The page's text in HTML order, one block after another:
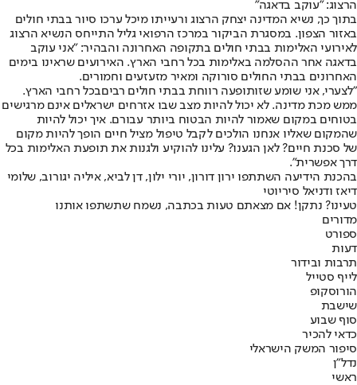
הרצוג: "עוקב בדאגה"
בתוך כך, נשיא המדינה יצחק הרצוג ורעייתו מיכל ערכו סיור בבתי חולים
באזור הצפון. במסגרת הביקור במרכז הרפואי גליל התייחס הנשיא הרצוג
לאירועי האלימות בבתי חולים בתקופה האחרונה והבהיר: "אני עוקב
בדאגה אחר ההסלמה באלימות בכל רחבי הארץ. האירועים שראינו בימים
האחרונים בבתי החולים סורוקה ומאיר מזעזעים וחמורים.
"לצערי, אני שומע שזותופעה רווחת בבתי חולים רביםבכל רחבי הארץ.
ממש מכת מדינה. לא יכול להיות מצב שבו אזרחים ישראלים אינם מרגישים
בטוחים במקום שאמור להיות הבטוח ביותר עבורם. איך יכול להיות
שהמקום שאליו אנחנו הולכים לקבל טיפול מציל חיים הופך להיות מקום
של סכנת חיים? לאן הגענו? עלינו להוקיע ולגנות את תופעת האלימות בכל
דרך אפשרית".
בהכנת הידיעה השתתפו ירון דורון, יורי ילון, דן לביא, איליה יגורוב, שלומי
דיאז ודניאל סיריוטי
טעינו? נתקן! אם מצאתם טעות בכתבה, נשמח שתשתפו אותנו
מדורים
ספורט
דעות
תרבות ובידור
לייף סטייל
הורוסקופ
שישבת
סוף שבוע
כדאי להכיר
סיפור המשק הישראלי
נדל"ן
ראשי